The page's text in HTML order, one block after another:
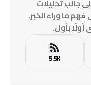
جانب تحليلات
ما وراء الخبر.
أولًا بأول.
5.5K